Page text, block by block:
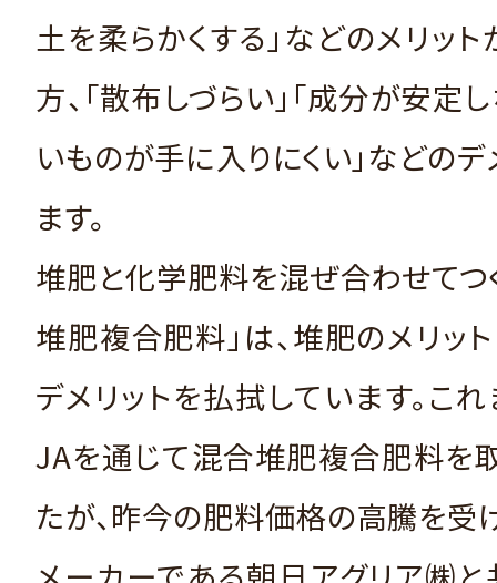
土を柔らかくする」などのメリット
方、「散布しづらい」「成分が安定
いものが手に入りにくい」などのデ
ます。
堆肥と化学肥料を混ぜ合わせてつ
堆肥複合肥料」は、堆肥のメリッ
デメリットを払拭しています。こ
JAを通じて混合堆肥複合肥料を
たが、昨今の肥料価格の高騰を受